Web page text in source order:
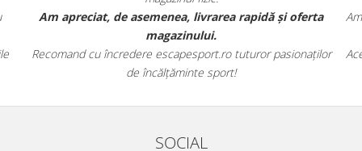
Am apreciat, de asemenea, livrarea rapidă și oferta
magazinului.
Recomand cu încredere escapesport.ro tuturor pasionaților
de încălțăminte sport!
SOCIAL